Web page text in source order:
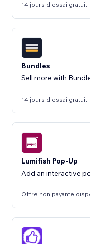
14 jours d'essai gratuit
Bundles
Sell more with
14 jours d'essai gratuit
Lumifish Pop-Up
Add an interactive
Offre non payante